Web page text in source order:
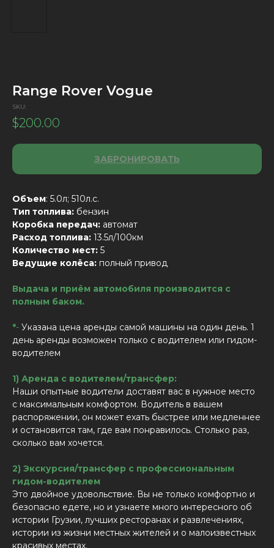
Range Rover Vogue
SKU:
$200.00
ЗАБРОНИРОВАТЬ
Объем: 5.0л; 510л.с.
Тип топлива: бензин
Коробка передач: автомат
Расход топлива: 13.5л/100км
Количество мест: 5
Ведущие колёса: полный привод
Выдача и приём автомобиля производится с
полным баком.
*- Указана цена аренды самой машины на один день. 1
день аренды возможен только с водителем или гидом-
водителем
1) Аренда с водителем/трансфер:
Наши опытные водители доставят вас в нужное место
с максимальным комфортом. Водитель в вашем
распоряжении, он может ехать быстрее или медленнее
и остановится там, где вам понравилось. Столько раз,
сколько вам хочется.
2) Экскурсия/трансфер с профессиональным
гидом-водителем
Это двойное удовольствие. Вы не только комфортно и
безопасно едете, но и узнаете много интересного об
истории Грузии, лучших ресторанах и развлечениях,
истории из жизни местных жителей и о малоизвестных
красивых местах.